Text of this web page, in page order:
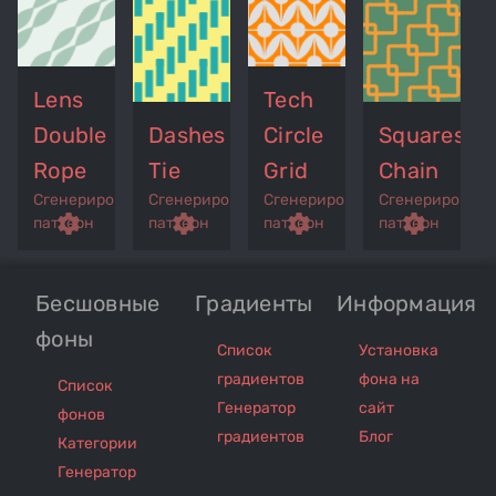
Lens
Double
Rope
Сгенерированный
паттерн
settings
Dashes
Tie
Сгенерированный
паттерн
remove_red_eye get_app settings
Tech
Circle
Grid
Сгенерированный
паттерн
remove_red_eye get_app settings
Squares
Chain
паттерн
remove_red_eye get_app settings
Бесшовные
фоны
Список
фонов
Категории
Генератор
Градиенты
Список
градиентов
Генератор
градиентов
Информация
Установка
фона на
сайт
Блог